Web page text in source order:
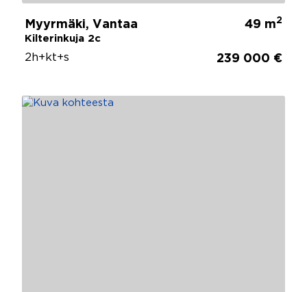
Myyrmäki, Vantaa
Kilterinkuja 2c
49 m2
2h+kt+s 239 000 €